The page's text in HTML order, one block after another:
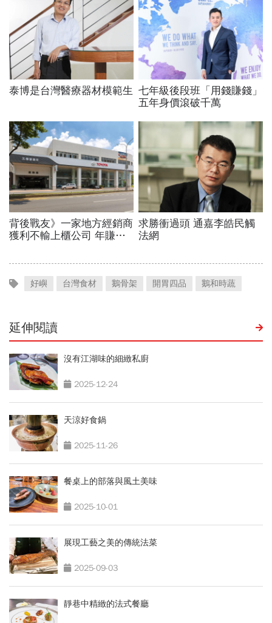
好嶼 台灣食材 鵝骨架 開胃四品 鵝和時蔬
延伸閱讀
沒有江湖味的細緻私廚
2025-12-24
天涼好食鍋
2025-11-26
餐桌上的部落與風土美味
2025-10-01
展現工藝之美的傳統法菜
2025-09-03
靜巷中精緻的法式餐廳